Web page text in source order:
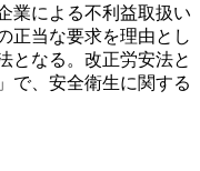
業による不利益取扱い
正当な要求を理由とし
となる。改正労安法と
で、安全衛生に関する